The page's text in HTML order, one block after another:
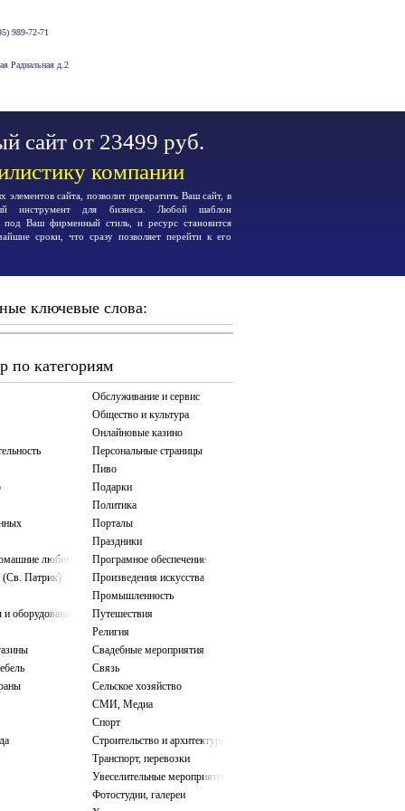
989-72-71
Радиальная д.2
сайт от 23499 руб.
компании
элементов сайта, позволит превратить Ваш сайт, в
инструмент для бизнеса. Любой шаблон
под Ваш фирменный стиль, и ресурс становится
сроки, что сразу позволяет перейти к его
ключевые слова:
по категориям
любимцы
(Св. Патрик)
оборудование
Обслуживание и сервис
Общество и культура
Онлайновые казино
Персональные страницы
Пиво
Подарки
Политика
Порталы
Праздники
Програмное обеспечение
Произведения искусства
Промышленность
Путешествия
Религия
Свадебные мероприятия
Связь
Сельское хозяйство
СМИ, Медиа
Спорт
Строительство и архитектура
Транспорт, перевозки
Увеселительные мероприятия
Фотостудии, галереи